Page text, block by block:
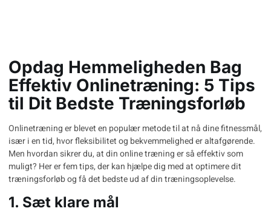
Opdag Hemmeligheden Bag
Effektiv Onlinetræning: 5 Tips
til Dit Bedste Træningsforløb
Onlinetræning er blevet en populær metode til at nå dine fitnessmål,
især i en tid, hvor fleksibilitet og bekvemmelighed er altafgørende.
Men hvordan sikrer du, at din online træning er så effektiv som
muligt? Her er fem tips, der kan hjælpe dig med at optimere dit
træningsforløb og få det bedste ud af din træningsoplevelse.
1. Sæt klare mål